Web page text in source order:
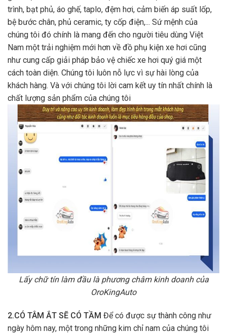
trình, bạt phủ, áo ghế, taplo, đệm hơi, cảm biến áp suất lốp,
bệ bước chân, phủ ceramic, ty cốp điện,... Sứ mệnh của
chúng tôi đó chính là mang đến cho người tiêu dùng Việt
Nam một trải nghiệm mới hơn về đồ phụ kiện xe hơi cũng
như cung cấp giải pháp bảo vệ chiếc xe hơi quý giá một
cách toàn diện. Chúng tôi luôn nỗ lực vì sự hài lòng của
khách hàng. Và với chúng tôi lời cam kết uy tín nhất chính là
chất lượng sản phẩm của chúng tôi
Lấy chữ tín làm đầu là phương châm kinh doanh của
OroKingAuto
2.CÓ TÂM ẮT SẼ CÓ TẦM Để có được sự thành công như
ngày hôm nay, một trong những kim chỉ nam của chúng tôi